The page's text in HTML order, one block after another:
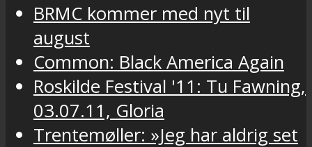
BRMC kommer med nyt til
august
Common: Black America Again
Roskilde Festival '11: Tu Fawning,
03.07.11, Gloria
Trentemøller: »Jeg har aldrig set